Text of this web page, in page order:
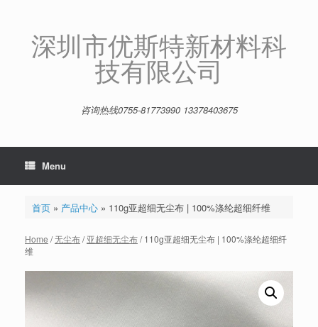
深圳市优斯特新材料科
技有限公司
咨询热线0755-81773990 13378403675
Menu
首页» 产品中心» 110g亚超细无尘布 | 100%涤纶超细纤维
Home /无尘布/亚超细无尘布/ 110g亚超细无尘布 | 100%涤纶超细纤
维